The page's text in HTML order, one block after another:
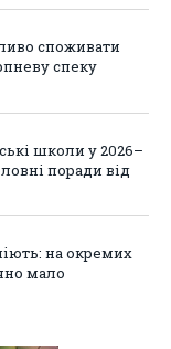
споживати
спеку
школи у 2026–
поради від
на окремих
мало